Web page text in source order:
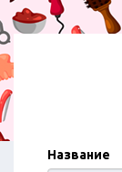
Название